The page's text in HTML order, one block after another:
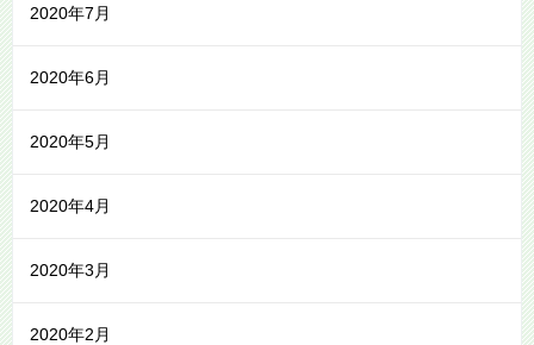
2020年7月
2020年6月
2020年5月
2020年4月
2020年3月
2020年2月